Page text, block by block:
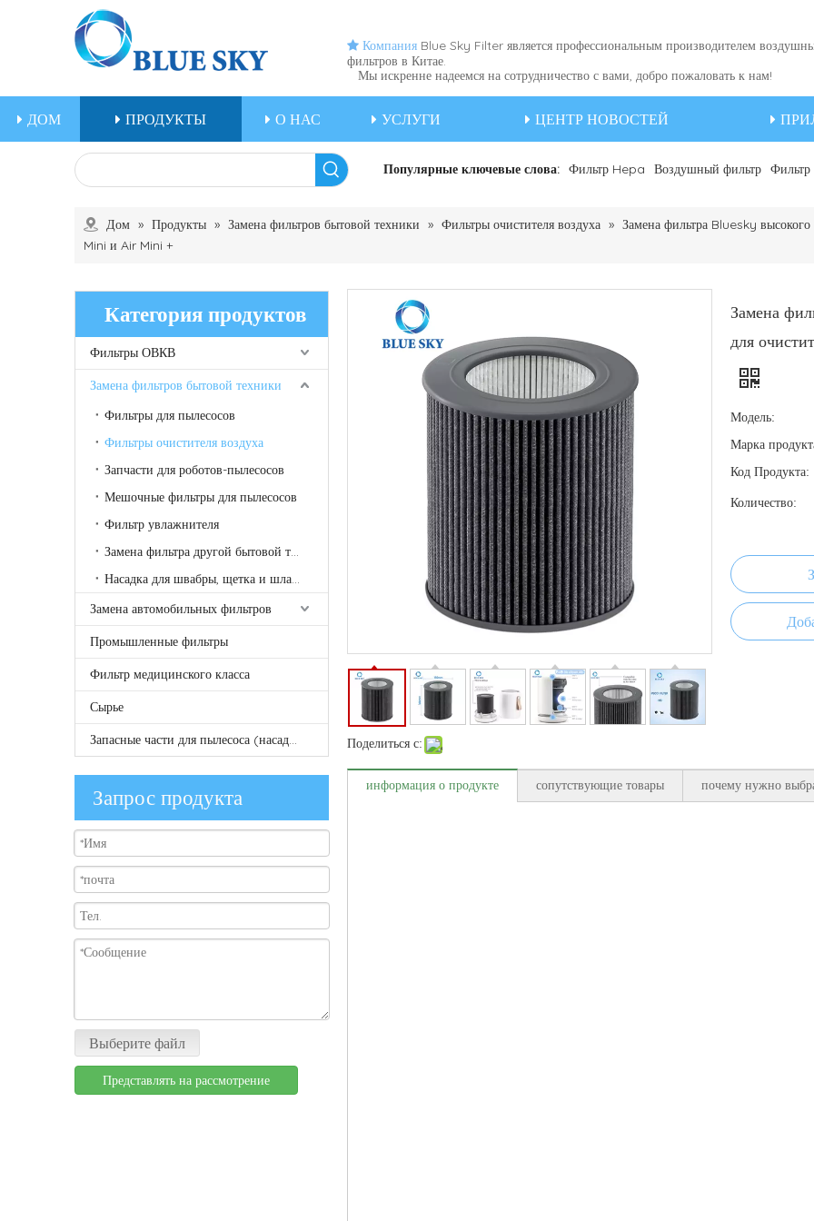
 Компания Blue Sky Filter является профессиональным производителем
фильтров в Китае.
Мы искренне надеемся на сотрудничество с вами, добро пожаловать к нам!
ДОМ ПРОДУКТЫ О НАС УСЛУГИ ЦЕНТР НОВОСТЕЙ
Популярные ключевые слова: Фильтр Hepa Воздушный фильтр Фильтр
Дом » Продукты » Замена фильтров бытовой техники » Фильтры очистителя воздуха » Замена фильтра Bluesky
Mini и Air Mini +
Категория продуктов
Фильтры ОВКВ
Замена фильтров бытовой техники
Фильтры для пылесосов
Фильтры очистителя воздуха
Запчасти для роботов-пылесосов
Мешочные фильтры для пылесосов
Фильтр увлажнителя
Замена фильтра другой бытовой техники
Насадка для швабры, щетка и шланг для пылесоса
Замена автомобильных фильтров
Промышленные фильтры
Фильтр медицинского класса
Сырье
Запасные части для пылесоса (насадка щетки, насадка швабры, ткань для швабры, трубка и т. д.)
Запрос продукта
Выберите файл
Представлять на рассмотрение
Поделиться с:
Замена
для
Модель:
Марка
Код Продукта:
Количество:
информация о продукте сопутствующие товары почему нужно